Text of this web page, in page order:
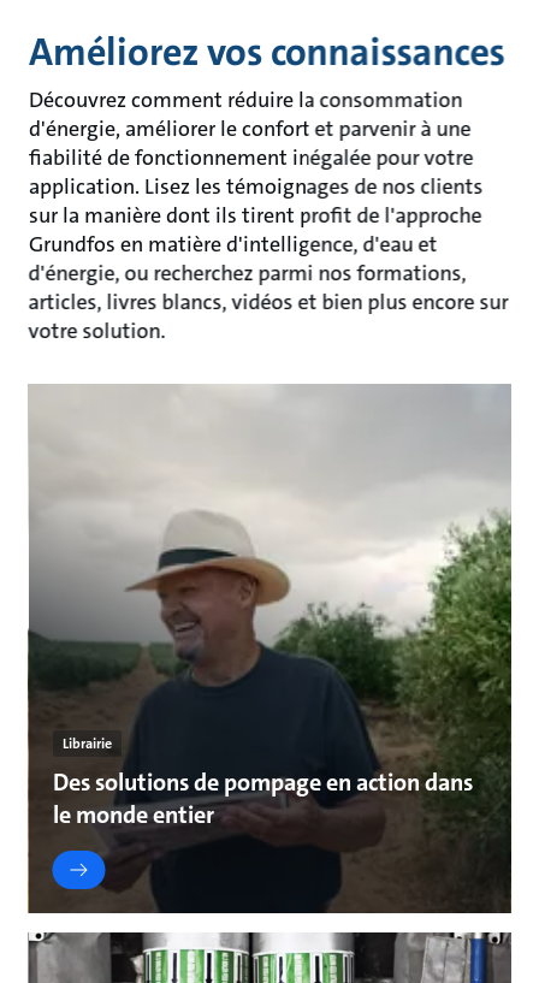
Améliorez vos connaissances
Découvrez comment réduire la consommation
d'énergie, améliorer le confort et parvenir à une
fiabilité de fonctionnement inégalée pour votre
application. Lisez les témoignages de nos clients
sur la manière dont ils tirent profit de l'approche
Grundfos en matière d'intelligence, d'eau et
d'énergie, ou recherchez parmi nos formations,
articles, livres blancs, vidéos et bien plus encore sur
votre solution.
Librairie
Des solutions de pompage en action dans
le monde entier